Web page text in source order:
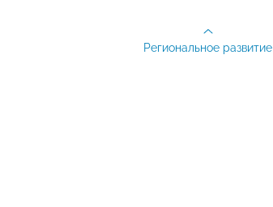
Региональное развитие